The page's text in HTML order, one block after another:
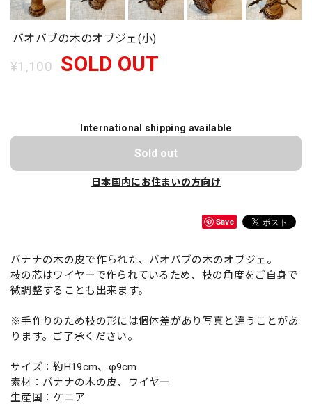
バオバブの木のオブジェ(小)
¥1,100 SOLD OUT
International shipping available
Sold out
日本国内にお住まいの方向け
Save
バナナの木の皮で作られた、バオバブの木のオブジェ。
枝の芯はワイヤーで作られているため、枝の角度をご自身で
微調整することも出来ます。
※手作りのため枝の形には個体差があり写真と違うことがあ
ります。ご了承ください。
サイズ：約H19cm、φ9cm
素材：バナナの木の皮、ワイヤー
生産国：ケニア